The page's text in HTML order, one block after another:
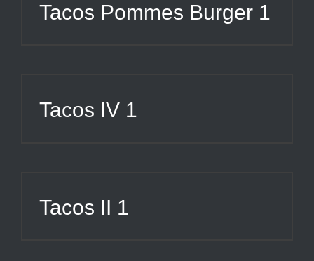
Tacos Pommes Burger 1
Tacos IV 1
Tacos II 1